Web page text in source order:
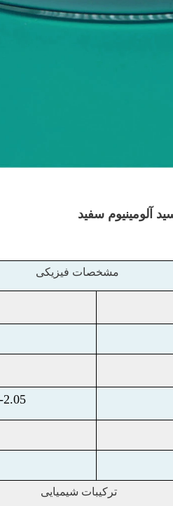
آلومینیوم سفید
مشخصات فیزیکی
1.65-2.05 گرم
ترکیبات شیمیایی